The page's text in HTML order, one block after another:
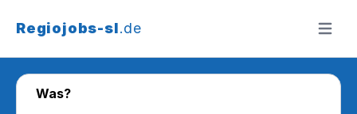
Regiojobs-sl.de Menü
Was?